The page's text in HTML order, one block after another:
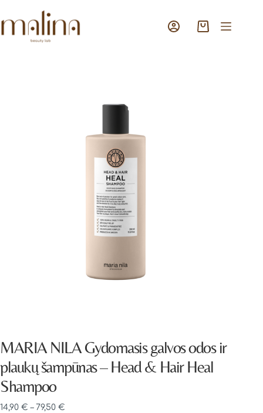
MARIA NILA Gydomasis galvos odos ir
plaukų šampūnas – Head & Hair Heal
Shampoo
14,90 € – 79,50 €